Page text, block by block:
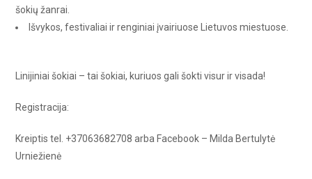
šokių žanrai.
Išvykos, festivaliai ir renginiai įvairiuose Lietuvos miestuose.
Linijiniai šokiai – tai šokiai, kuriuos gali šokti visur ir visada!
Registracija:
Kreiptis tel. +37063682708 arba Facebook – Milda Bertulytė
Urniežienė